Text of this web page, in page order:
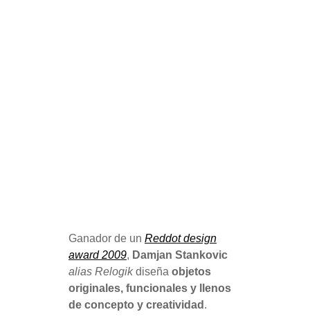
Ganador de un Reddot design
award 2009, Damjan Stankovic
alias Relogikdiseña objetos
originales, funcionales y llenos
de concepto y creatividad .